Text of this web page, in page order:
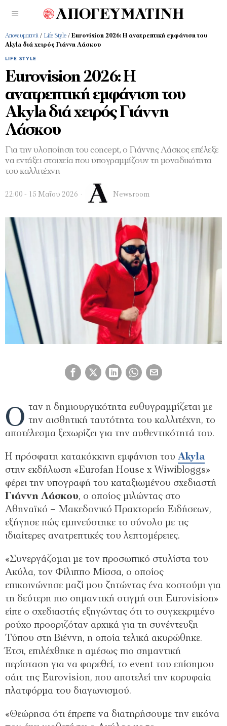
Απογευματινή / Life Style / Eurovision 2026: Η ανατρεπτική εμφάνιση του
Αkyla διά χειρός Γιάννη Λάσκου
LIFE STYLE
Eurovision 2026: Η
ανατρεπτική εμφάνιση του
Αkyla διά χειρός Γιάννη
Λάσκου
Για την υλοποίηση του concept, ο Γιάννης Λάσκος επέλεξε
να εντάξει στοιχεία που υπογραμμίζουν τη μοναδικότητα
του καλλιτέχνη
22:00 - 15 Μαΐου 2026 Newsroom
Ό ταν η δημιουργικότητα ευθυγραμμίζεται με
την αισθητική ταυτότητα του καλλιτέχνη, το
αποτέλεσμα ξεχωρίζει για την αυθεντικότητά του.
Η πρόσφατη κατακόκκινη εμφάνιση του Αkyla
στην εκδήλωση «Eurofan House x Wiwibloggs»
φέρει την υπογραφή του καταξιωμένου σχεδιαστή
Γιάννη Λάσκου, ο οποίος μιλώντας στο
Αθηναϊκό – Μακεδονικό Πρακτορείο Ειδήσεων,
εξήγησε πώς εμπνεύστηκε το σύνολο με τις
ιδιαίτερες ανατρεπτικές του λεπτομέρειες.
«Συνεργάζομαι με τον προσωπικό στυλίστα του
Ακύλα, τον Φίλιππο Μίσσα, ο οποίος
επικοινώνησε μαζί μου ζητώντας ένα κοστούμι για
τη δεύτερη πιο σημαντική στιγμή στη Eurovision»
είπε ο σχεδιαστής εξηγώντας ότι το συγκεκριμένο
ρούχο προοριζόταν αρχικά για τη συνέντευξη
Τύπου στη Βιέννη, η οποία τελικά ακυρώθηκε.
Έτσι, επιλέχθηκε η αμέσως πιο σημαντική
περίσταση για να φορεθεί, το event του επίσημου
σάιτ της Eurovision, που αποτελεί την κορυφαία
πλατφόρμα του διαγωνισμού.
«Θεώρησα ότι έπρεπε να διατηρήσουμε την εικόνα